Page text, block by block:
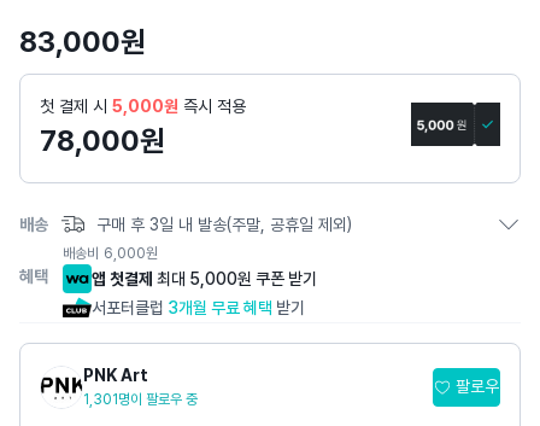
리
상
지
83,000원
첫 결제 시 5,000원 즉시 적용
78,000원
배송 구매 후 3일 내 발송(주말, 공휴일 제외)
배송비 6,000원
혜택 앱 첫결제 최대 5,000원 쿠폰 받기
서포터클럽 3개월 무료 혜택 받기
PNK Art
1,301명이 팔로우 중
팔로우